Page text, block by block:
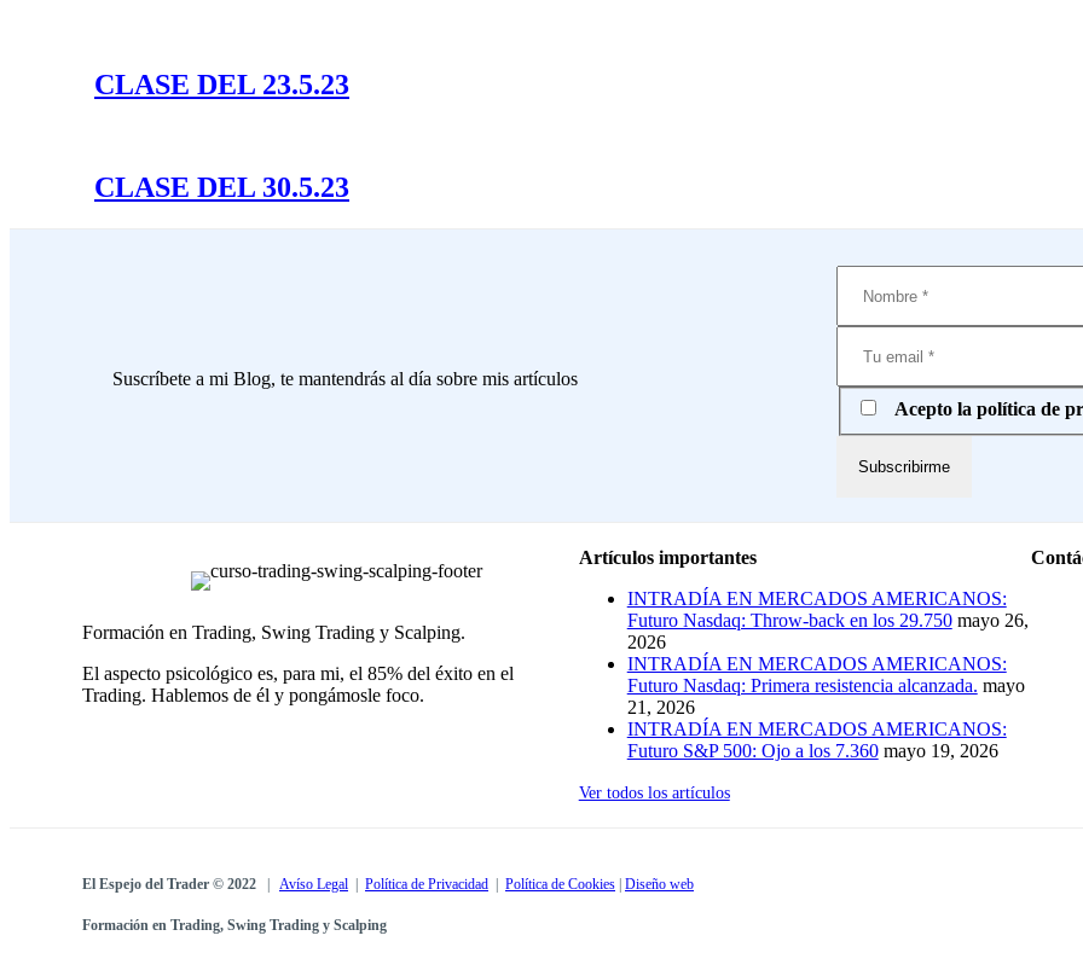
CLASE DEL 23.5.23
CLASE DEL 30.5.23
Suscríbete a mi Blog, te mantendrás al día sobre mis artículos
Acepto la política de
Formación en Trading, Swing Trading y Scalping.
El aspecto psicológico es, para mi, el 85% del éxito en el
Trading. Hablemos de él y pongámosle foco.
Artículos importantes
INTRADÍA EN MERCADOS AMERICANOS:
Futuro Nasdaq: Throw-back en los 29.750 mayo 26,
2026
INTRADÍA EN MERCADOS AMERICANOS:
Futuro Nasdaq: Primera resistencia alcanzada. mayo
21, 2026
INTRADÍA EN MERCADOS AMERICANOS:
Futuro S&P 500: Ojo a los 7.360 mayo 19, 2026
Ver todos los artículos
El Espejo del Trader © 2022 | Avíso Legal | Política de Privacidad | Política de Cookies | Diseño web
Formación en Trading, Swing Trading y Scalping